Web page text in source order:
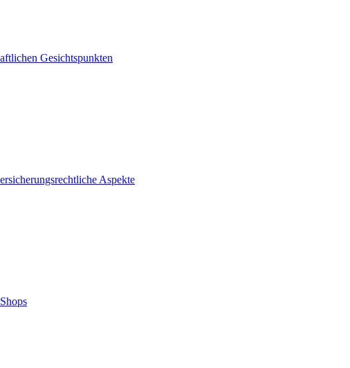
Gesichtspunkten
Aspekte